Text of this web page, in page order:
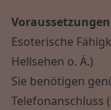
Esoterische
Hellsehen o. Ä.)
Sie benötigen
Telefonanschluss